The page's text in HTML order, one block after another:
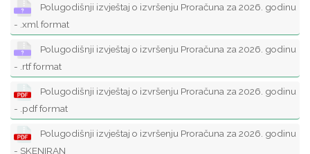
Polugodišnji izvještaj o izvršenju Proračuna za 2026. godinu
- .xml format
Polugodišnji izvještaj o izvršenju Proračuna za 2026. godinu
- .rtf format
Polugodišnji izvještaj o izvršenju Proračuna za 2026. godinu
- .pdf format
Polugodišnji izvještaj o izvršenju Proračuna za 2026. godinu
- SKENIRAN